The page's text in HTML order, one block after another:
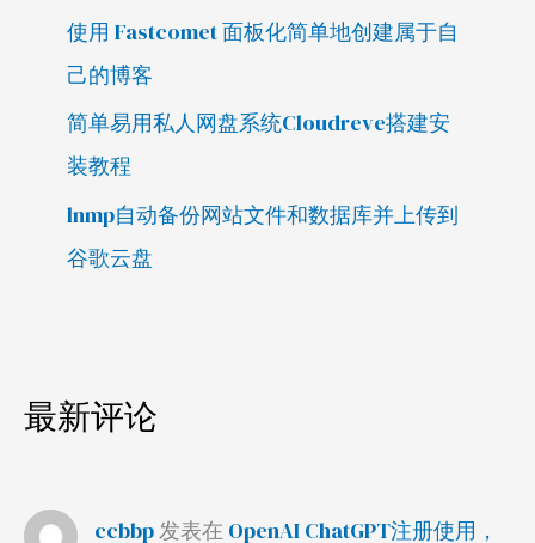
使用 Fastcomet 面板化简单地创建属于自
己的博客
简单易用私人网盘系统Cloudreve搭建安
装教程
lnmp自动备份网站文件和数据库并上传到
谷歌云盘
最新评论
ccbbp发表在 OpenAI ChatGPT注册使用，